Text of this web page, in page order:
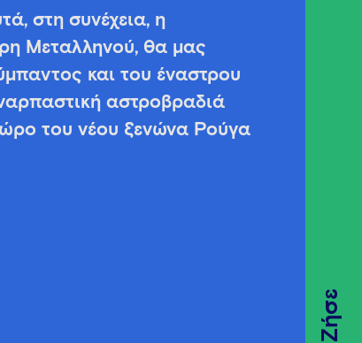
Ζήσε
στη συνέχεια, η
Μεταλληνού, θα μας
και του έναστρου
αστροβραδιά
του νέου ξενώνα Ρούγα